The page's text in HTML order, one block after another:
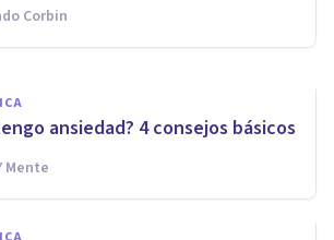
Corbin
ansiedad? 4 consejos básicos
Mente